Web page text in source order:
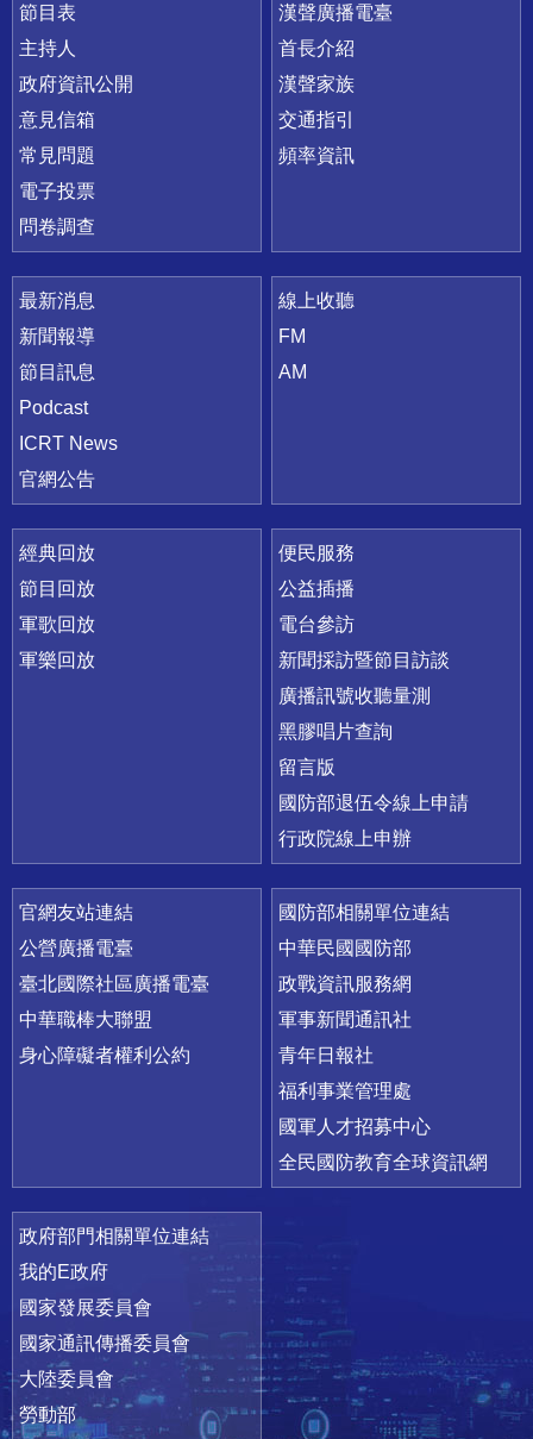
節目表
主持人
政府資訊公開
意見信箱
常見問題
電子投票
問卷調查
漢聲廣播電臺
首長介紹
漢聲家族
交通指引
頻率資訊
最新消息
新聞報導
節目訊息
Podcast
ICRT News
官網公告
線上收聽
FM
AM
經典回放
節目回放
軍歌回放
軍樂回放
便民服務
公益插播
電台參訪
新聞採訪暨節目訪談
廣播訊號收聽量測
黑膠唱片查詢
留言版
國防部退伍令線上申請
行政院線上申辦
官網友站連結
公營廣播電臺
臺北國際社區廣播電臺
中華職棒大聯盟
身心障礙者權利公約
國防部相關單位連結
中華民國國防部
政戰資訊服務網
軍事新聞通訊社
青年日報社
福利事業管理處
國軍人才招募中心
全民國防教育全球資訊網
政府部門相關單位連結
我的E政府
國家發展委員會
國家通訊傳播委員會
大陸委員會
勞動部